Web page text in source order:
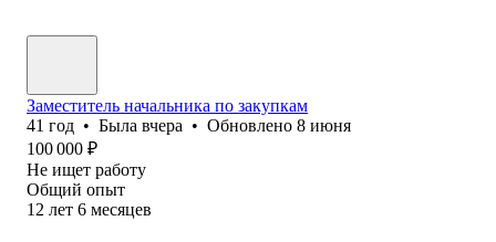
Заместитель начальника по закупкам
41 год • Была вчера • Обновлено 8 июня
100 000 ₽
Не ищет работу
Общий опыт
12 лет 6 месяцев